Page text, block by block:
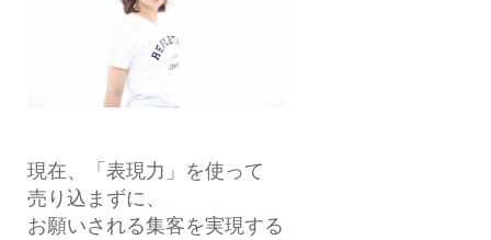
現在、「表現力」を使って
売り込まずに、
お願いされる集客を実現する